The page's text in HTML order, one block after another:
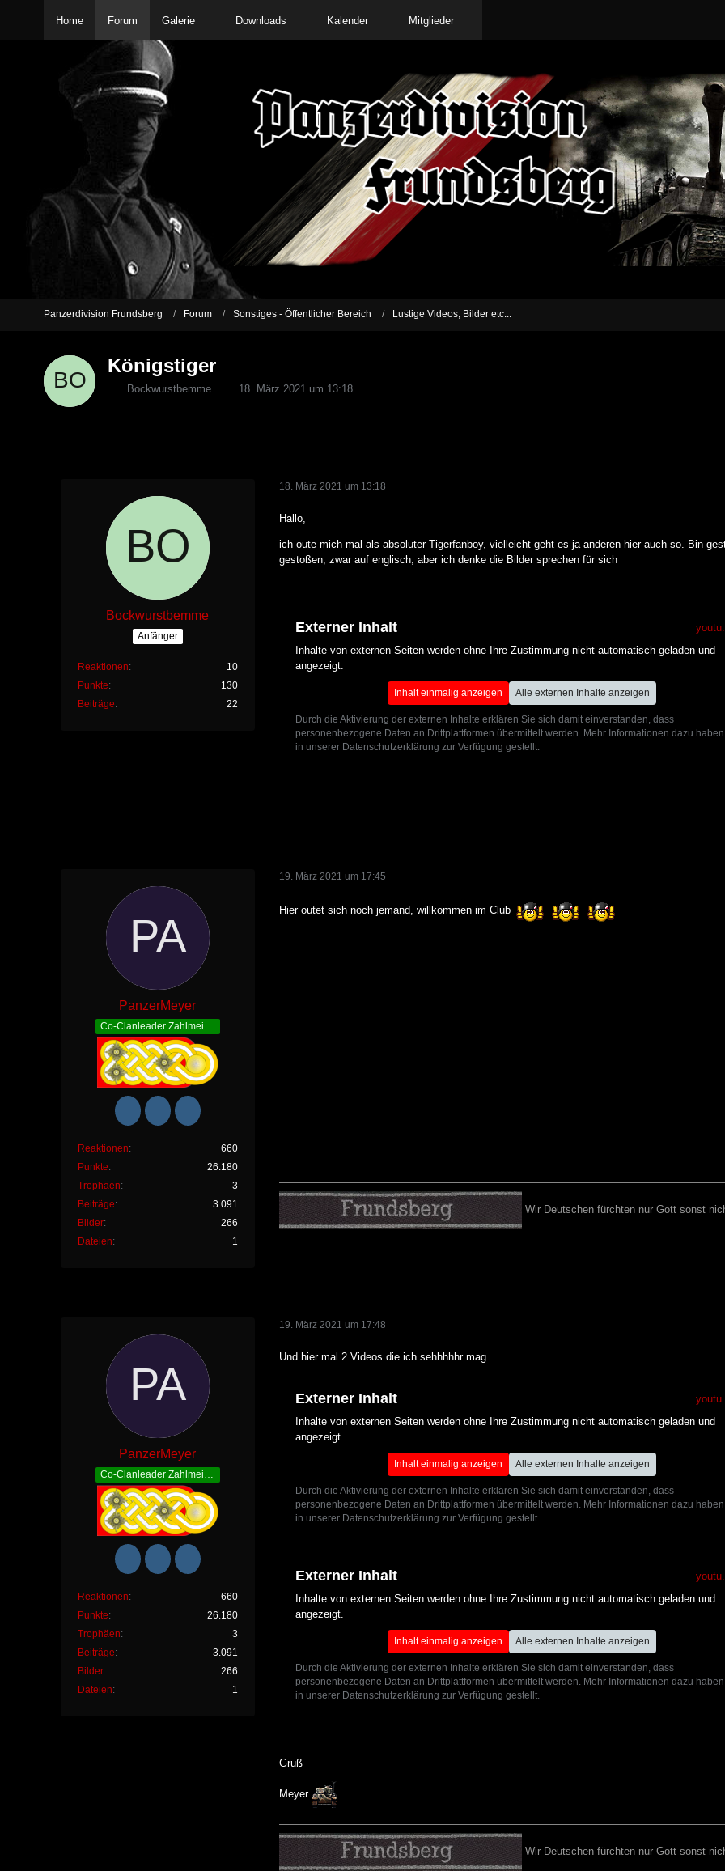
Home Forum Galerie Downloads Kalender Mitglieder
Panzerdivision Frundsberg Forum Sonstiges - Öffentlicher Bereich Lustige Videos, Bilder etc...
Königstiger
Bockwurstbemme 18. März 2021 um 13:18
Bockwurstbemme
Anfänger
Reaktionen
10
Punkte
130
Beiträge
22
18. März 2021 um 13:18
Hallo,
ich oute mich mal als absoluter Tigerfanboy, vielleicht geht es ja anderen hier auch so. Bin
gestoßen, zwar auf englisch, aber ich denke die Bilder sprechen für sich
Externer Inhalt
Inhalte von externen Seiten werden ohne Ihre Zustimmung nicht automatisch geladen und
angezeigt.
Inhalt einmalig anzeigen Alle externen Inhalte anzeigen
Durch die Aktivierung der externen Inhalte erklären Sie sich damit einverstanden, dass
personenbezogene Daten an Drittplattformen übermittelt werden. Mehr Informationen dazu
in unserer Datenschutzerklärung zur Verfügung gestellt.
PanzerMeyer
Reaktionen
660
Punkte
26.180
Trophäen
3
Beiträge
3.091
Bilder
266
Dateien
1
19. März 2021 um 17:45
Hier outet sich noch jemand, willkommen im Club
Wir Deutschen fürchten nur Gott sonst
PanzerMeyer
Reaktionen
660
Punkte
26.180
Trophäen
3
Beiträge
3.091
Bilder
266
Dateien
1
19. März 2021 um 17:48
Und hier mal 2 Videos die ich sehhhhhr mag
Externer Inhalt
Inhalte von externen Seiten werden ohne Ihre Zustimmung nicht automatisch geladen und
angezeigt.
Inhalt einmalig anzeigen Alle externen Inhalte anzeigen
Durch die Aktivierung der externen Inhalte erklären Sie sich damit einverstanden, dass
personenbezogene Daten an Drittplattformen übermittelt werden. Mehr Informationen dazu
in unserer Datenschutzerklärung zur Verfügung gestellt.
Externer Inhalt
Inhalte von externen Seiten werden ohne Ihre Zustimmung nicht automatisch geladen und
angezeigt.
Inhalt einmalig anzeigen Alle externen Inhalte anzeigen
Durch die Aktivierung der externen Inhalte erklären Sie sich damit einverstanden, dass
personenbezogene Daten an Drittplattformen übermittelt werden. Mehr Informationen dazu
in unserer Datenschutzerklärung zur Verfügung gestellt.
Gruß
Meyer
Wir Deutschen fürchten nur Gott sonst